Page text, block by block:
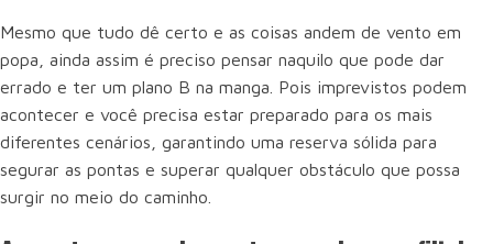
Mesmo que tudo dê certo e as coisas andem de vento em
popa, ainda assim é preciso pensar naquilo que pode dar
errado e ter um plano B na manga. Pois imprevistos podem
acontecer e você precisa estar preparado para os mais
diferentes cenários, garantindo uma reserva sólida para
segurar as pontas e superar qualquer obstáculo que possa
surgir no meio do caminho.